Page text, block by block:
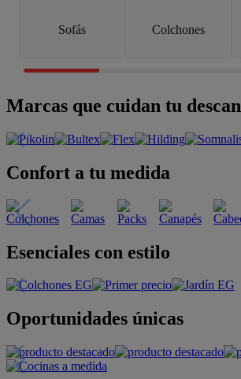
Sofás Colchones
Marcas que cuidan tu
Confort a tu medida
Esenciales con estilo
Oportunidades únicas